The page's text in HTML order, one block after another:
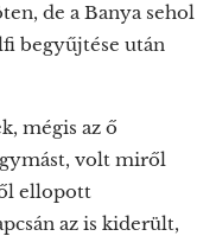
de a Banya sehol
begyűjtése után
mégis az ő
volt miről
ellopott
az is kiderült,